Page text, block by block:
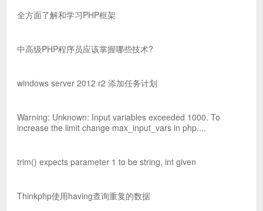
全方面了解和学习PHP框架
中高级PHP程序员应该掌握哪些技术?
windows server 2012 r2 添加任务计划
Warning: Unknown: Input variables exceeded 1000. To
increase the limit change max_input_vars in php....
trim() expects parameter 1 to be string, int given
Thinkphp使用having查询重复的数据